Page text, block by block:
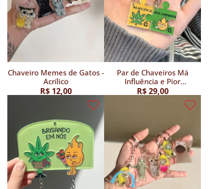
Chaveiro Memes de Gatos -
Acrílico
R$ 12,00
Par de Chaveiros Má
Influência e Pior
Companhia
R$ 29,00